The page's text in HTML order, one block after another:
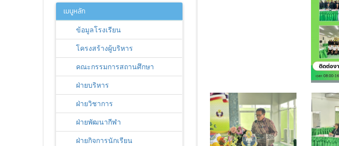
เมนูหลัก
ข้อมูลโรงเรียน
โครงสร้างผู้บริหาร
คณะกรรมการสถานศึกษา
ฝ่ายบริหาร
ฝ่ายวิชาการ
ฝ่ายพัฒนากีฬา
ฝ่ายกิจการนักเรียน